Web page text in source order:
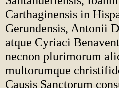
Carthaginensis in
Gerundensis, Antonii
atque Cyriaci
necnon plurimorum
multorumque
Causis Sanctorum